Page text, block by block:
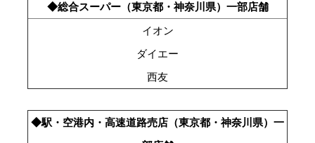
◆総合スーパー（東京都・神奈川県）一部店舗
イオン
ダイエー
西友
◆駅・空港内・高速道路売店（東京都・神奈川県）一